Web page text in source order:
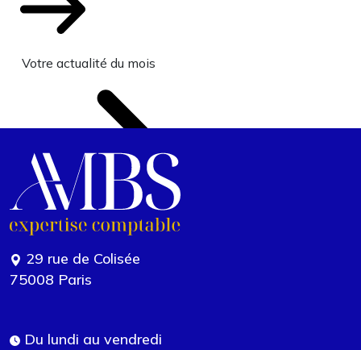
Votre actualité du mois
29 rue de Colisée
75008 Paris
Du lundi au vendredi